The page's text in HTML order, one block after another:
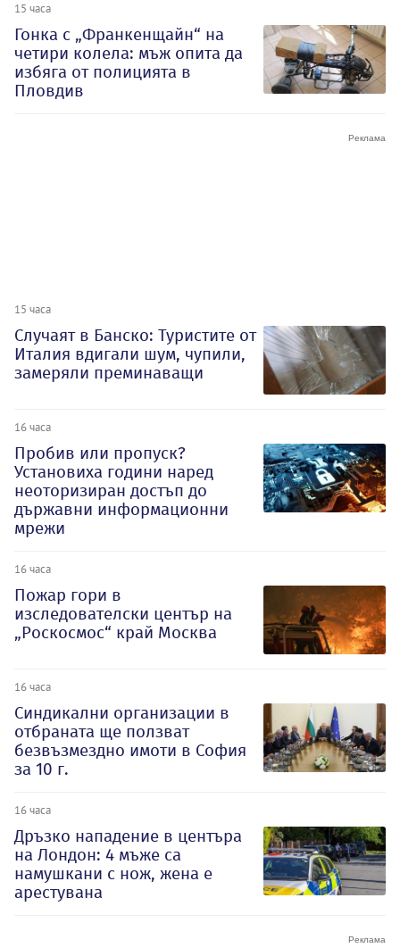
15 часа
Гонка с „Франкенщайн“ на
четири колела: мъж опита да
избяга от полицията в
Пловдив
15 часа
Случаят в Банско: Туристите от
Италия вдигали шум, чупили,
замеряли преминаващи
16 часа
Пробив или пропуск?
Установиха години наред
неоторизиран достъп до
държавни информационни
мрежи
16 часа
Пожар гори в
изследователски център на
„Роскосмос“ край Москва
16 часа
Синдикални организации в
отбраната ще ползват
безвъзмездно имоти в София
за 10 г.
16 часа
Дръзко нападение в центъра
на Лондон: 4 мъже са
намушкани с нож, жена е
арестувана